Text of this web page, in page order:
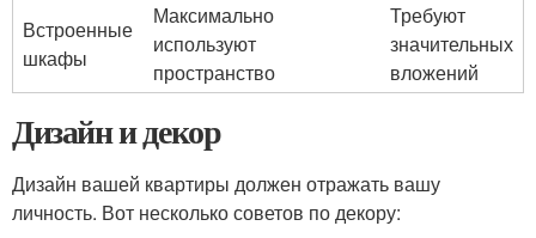
Встроенные
шкафы
Максимально
используют
пространство
Требуют
значительных
вложений
Дизайн и декор
Дизайн вашей квартиры должен отражать вашу
личность. Вот несколько советов по декору: